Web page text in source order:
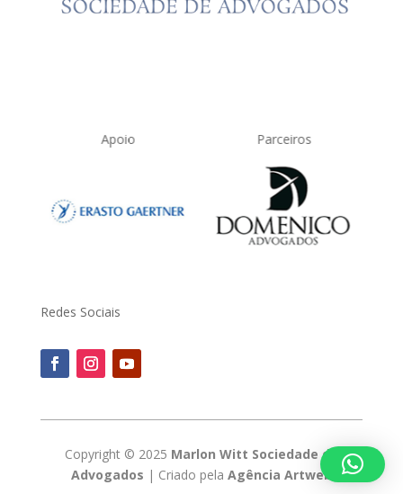
Parceiros Signatário
Redes Sociais
Copyright © 2025 Marlon Witt Sociedade de
Advogados | Criado pela Agência Artweb